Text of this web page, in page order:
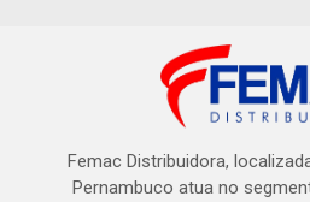
Femac Distribuidora,
Pernambuco atua no